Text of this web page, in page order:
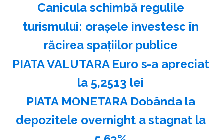
Canicula schimbă regulile
turismului: oraşele investesc în
răcirea spaţiilor publice
PIATA VALUTARA Euro s-a apreciat
la 5,2513 lei
PIATA MONETARA Dobânda la
depozitele overnight a stagnat la